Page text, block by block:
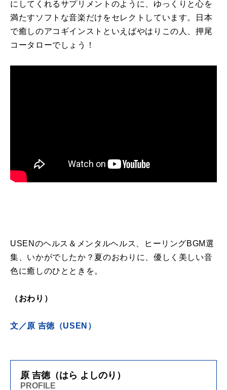
にしてくれるサプリメントのように、ゆっくりと心を
満たすソフトな音楽だけをセレクトしています。日本
で癒しのアコギインストといえばやはりこの人、押尾
コータローでしょう！
USENのヘルス＆メンタルヘルス、ヒーリングBGM選
集、いかがでしたか？夏のおわりに、優しく美しい音
色に癒しのひとときを。
（おわり）
文／原 吉徳（USEN）
原 吉徳（はら よしのり）
PROFILE